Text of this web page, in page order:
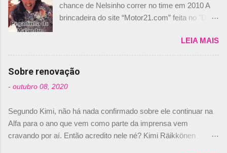
i
o
chance de Nelsinho correr no time em 2010 A
brincadeira do site “Motor21.com” feita no "Día
de abril –, afirmando que Nelson Piquet havia
comprado 15% das ações da Campos, dando,
com isso, um lugar no time a Nelsinho Piquet,
foi esclarecida de uma vez por todas por
Daniele Audetto, diretor da escuderia. O
não será o companheiro de Bruno Senna em
2010. "Na verdade, nós recebemos uma oferta
de Piquet", admitiu Audetto. “Mas depois de ter
LEIA MAIS
Sobre renovação
- outubro 08, 2020
Segundo Kimi, não há nada confirmado sobre ele continuar na
Alfa para o ano que vem como parte da imprensa vem
cravando por aí. Então acredito nele né? Kimi Räikkönen